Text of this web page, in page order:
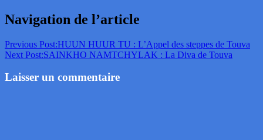
Navigation de l’article
Previous Post:HUUN HUUR TU : L’Appel des steppes de Touva
Next Post:SAINKHO NAMTCHYLAK : La Diva de Touva
Laisser un commentaire